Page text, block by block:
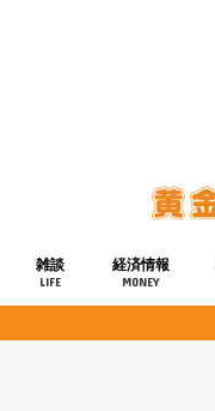
雑談
LIFE
経済情報
MONEY